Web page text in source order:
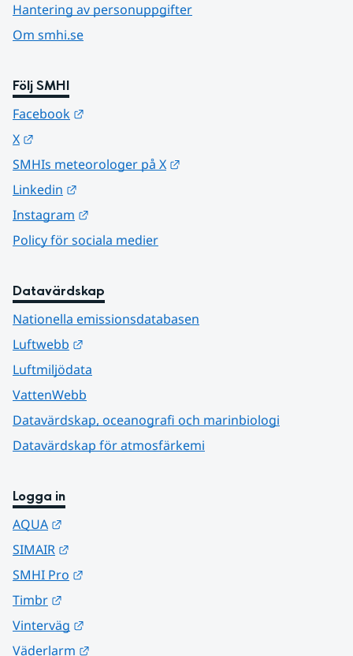
Hantering av personuppgifter
Om smhi.se
Följ SMHI
Facebook
X
SMHIs meteorologer på X
Linkedin
Instagram
Policy för sociala medier
Datavärdskap
Nationella emissionsdatabasen
Luftwebb
Luftmiljödata
VattenWebb
Datavärdskap, oceanografi och marinbiologi
Datavärdskap för atmosfärkemi
Logga in
AQUA
SIMAIR
SMHI Pro
Timbr
Vinterväg
Väderlarm